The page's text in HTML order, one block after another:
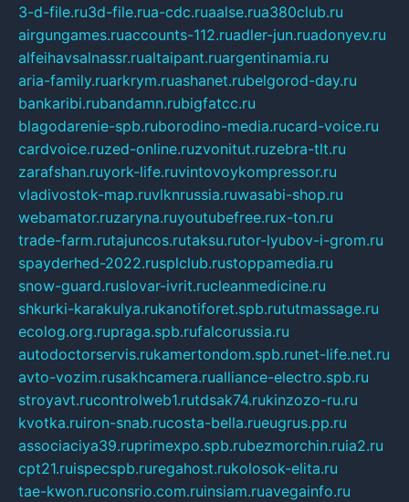
3-d-file.ru3d-file.rua-cdc.ruaalse.rua380club.ru
airgungames.ruaccounts-112.ruadler-jun.ruadonyev.ru
alfeihavsalnassr.rualtaipant.ruargentinamia.ru
aria-family.ruarkrym.ruashanet.rubelgorod-day.ru
bankaribi.rubandamn.rubigfatcc.ru
blagodarenie-spb.ruborodino-media.rucard-voice.ru
cardvoice.ruzed-online.ruzvonitut.ruzebra-tlt.ru
zarafshan.ruyork-life.ruvintovoykompressor.ru
vladivostok-map.ruvlknrussia.ruwasabi-shop.ru
webamator.ruzaryna.ruyoutubefree.rux-ton.ru
trade-farm.rutajuncos.rutaksu.rutor-lyubov-i-grom.ru
spayderhed-2022.rusplclub.rustoppamedia.ru
snow-guard.ruslovar-ivrit.rucleanmedicine.ru
shkurki-karakulya.rukanotiforet.spb.rututmassage.ru
ecolog.org.rupraga.spb.rufalcorussia.ru
autodoctorservis.rukamertondom.spb.runet-life.net.ru
avto-vozim.rusakhcamera.rualliance-electro.spb.ru
stroyavt.rucontrolweb1.rutdsak74.rukinzozo-ru.ru
kvotka.ruiron-snab.rucosta-bella.rueugrus.pp.ru
associaciya39.ruprimexpo.spb.rubezmorchin.ruia2.ru
cpt21.ruispecspb.ruregahost.rukolosok-elita.ru
tae-kwon.ruconsrio.com.ruinsiam.ruavegainfo.ru